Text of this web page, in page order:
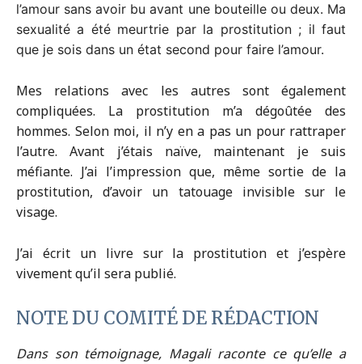
l’amour sans avoir bu avant une bouteille ou deux. Ma
sexualité a été meurtrie par la prostitution ; il faut
que je sois dans un état second pour faire l’amour.
Mes relations avec les autres sont également
compliquées. La prostitution m’a dégoûtée des
hommes. Selon moi, il n’y en a pas un pour rattraper
l’autre. Avant j’étais naïve, maintenant je suis
méfiante. J’ai l’impression que, même sortie de la
prostitution, d’avoir un tatouage invisible sur le
visage.
J’ai écrit un livre sur la prostitution et j’espère
vivement qu’il sera publié.
NOTE DU COMITÉ DE RÉDACTION
Dans son témoignage, Magali raconte ce qu’elle a